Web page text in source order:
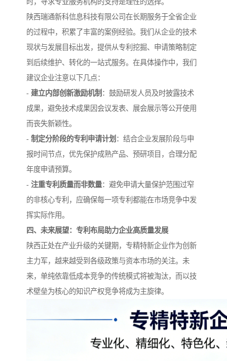
时，寻求专业服务机构的支持是理性的选择。
陕西瑞通新科信息科技有限公司在长期服务于全省企业
的过程中，积累了丰富的案例经验。我们从企业的技术
现状与发展目标出发，提供从专利挖掘、申请策略制定
到后续维护、转化的一站式服务。在具体操作中，我们
建议企业注意以下几点：
- 建立内部创新激励机制 ：鼓励研发人员及时披露技术
成果，避免技术成果因会议发表、展会展示等公开使用
而丧失新颖性。
- 制定分阶段的专利申请计划 ：结合企业发展阶段与申
报时间节点，优先保护成熟产品、预研项目，合理分配
年度申请预算。
- 注重专利质量而非数量：避免申请大量保护范围过窄
的非核心专利，应确保每一项专利都能在市场竞争中发
挥实际作用。
四、未来展望：专利布局助力企业高质量发展
陕西正处在产业升级的关键期，专精特新企业作为创新
主力军，越来越受到各级政策与资本市场的关注。未
来，单纯依靠低成本竞争的传统模式将被淘汰，而以技
术壁垒为核心的知识产权竞争将成为主旋律。